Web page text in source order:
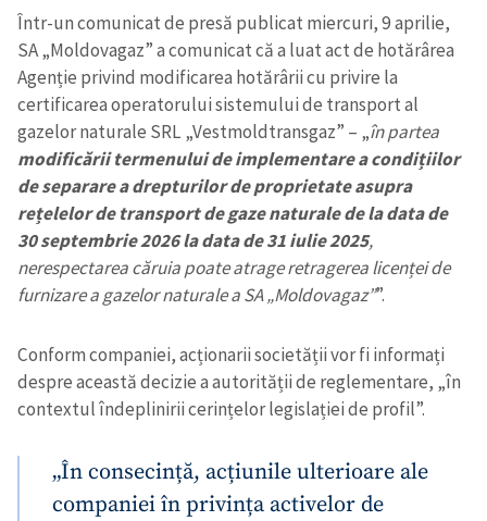
Într-un comunicat de presă publicat miercuri, 9 aprilie,
SA „Moldovagaz” a comunicat că a luat act de hotărârea
Agenție privind modificarea hotărârii cu privire la
certificarea operatorului sistemului de transport al
gazelor naturale SRL „Vestmoldtransgaz” – „în partea
modificării termenului de implementare a condițiilor
de separare a drepturilor de proprietate asupra
rețelelor de transport de gaze naturale de la data de
30 septembrie 2026 la data de 31 iulie 2025,
nerespectarea căruia poate atrage retragerea licenței de
furnizare a gazelor naturale a SA „Moldovagaz””.
Conform companiei, acționarii societății vor fi informați
despre această decizie a autorității de reglementare, „în
contextul îndeplinirii cerințelor legislației de profil”.
„În consecință, acțiunile ulterioare ale
companiei în privința activelor de